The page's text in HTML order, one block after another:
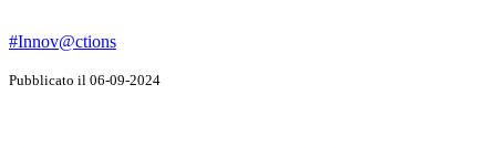
#Innov@ctions
Pubblicato il 06-09-2024